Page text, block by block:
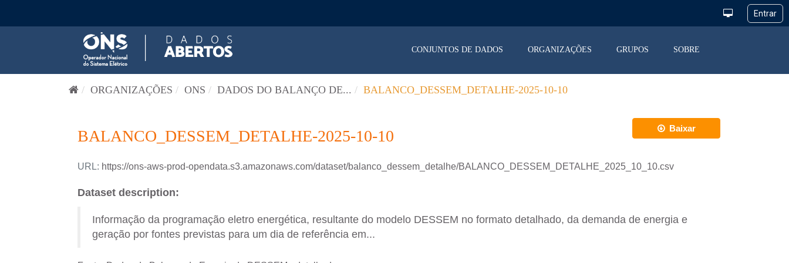
CONJUNTOS DE DADOS ORGANIZAÇÕES GRUPOS SOBRE
ORGANIZAÇÕES ONS DADOS DO BALANÇO DE... BALANCO_DESSEM_DETALHE-2025-10-10
Baixar
BALANCO_DESSEM_DETALHE-2025-10-10
URL: https://ons-aws-prod-opendata.s3.amazonaws.com/dataset/balanco_dessem_detalhe/BALANCO_DESSEM_DETALHE_2025_10_10.csv
Dataset description:
Informação da programação eletro energética, resultante do modelo DESSEM no formato detalhado, da demanda de energia e
geração por fontes previstas para um dia de referência em...